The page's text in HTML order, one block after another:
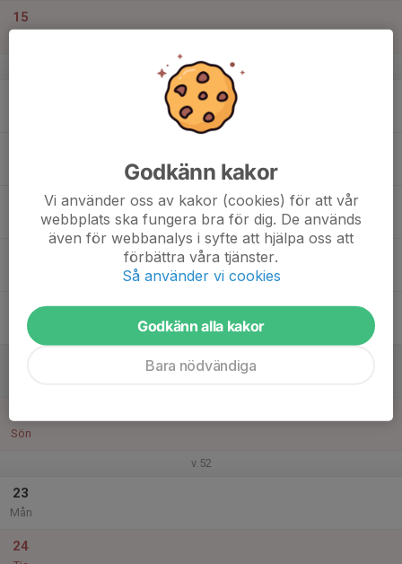
15
v.51
Fre
Sön
v.52
23
Mån
24
Godkänn kakor
Vi använder oss av kakor (cookies) för att vår
webbplats ska fungera bra för dig. De används
även för webbanalys i syfte att hjälpa oss att
förbättra våra tjänster.
Så använder vi cookies
Godkänn alla kakor
Bara nödvändiga